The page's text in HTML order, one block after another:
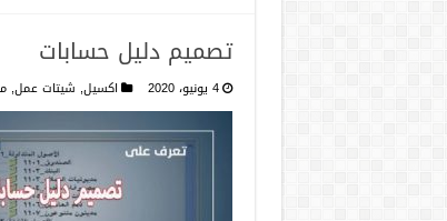
تصميم دليل حسابات
4 يونيو، 2020 اكسيل, شيتات عمل,